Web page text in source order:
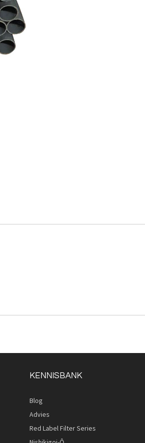
KENNISBANK
Blog
Advies
Red Label Filter Series